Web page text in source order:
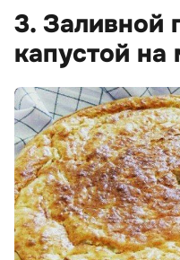
3. Заливной
капустой на